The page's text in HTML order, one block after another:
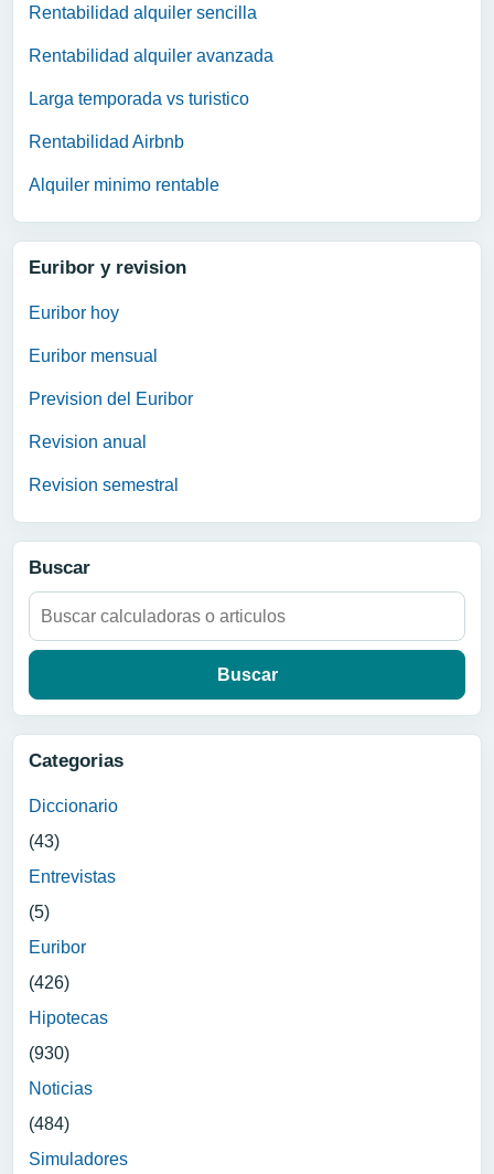
Rentabilidad alquiler sencilla
Rentabilidad alquiler avanzada
Larga temporada vs turistico
Rentabilidad Airbnb
Alquiler minimo rentable
Euribor y revision
Euribor hoy
Euribor mensual
Prevision del Euribor
Revision anual
Revision semestral
Buscar
Buscar:
Categorias
Diccionario
(43)
Entrevistas
(5)
Euribor
(426)
Hipotecas
(930)
Noticias
(484)
Simuladores